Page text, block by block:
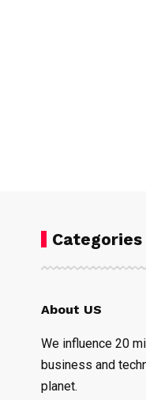
Categories
About US
We influence 20
business and
planet.